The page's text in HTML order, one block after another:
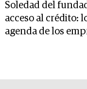
Soledad del
acceso al crédito:
agenda de los